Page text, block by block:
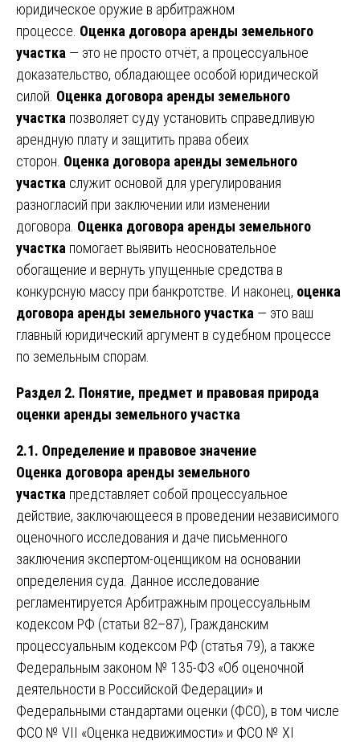
юридическое оружие в арбитражном
процессе. Оценка договора аренды земельного
участка — это не просто отчёт, а процессуальное
доказательство, обладающее особой юридической
силой. Оценка договора аренды земельного
участка позволяет суду установить справедливую
арендную плату и защитить права обеих
сторон. Оценка договора аренды земельного
участка служит основой для урегулирования
разногласий при заключении или изменении
договора. Оценка договора аренды земельного
участка помогает выявить неосновательное
обогащение и вернуть упущенные средства в
конкурсную массу при банкротстве. И наконец, оценка
договора аренды земельного участка — это ваш
главный юридический аргумент в судебном процессе
по земельным спорам.
Раздел 2. Понятие, предмет и правовая природа
оценки аренды земельного участка
2.1. Определение и правовое значение
Оценка договора аренды земельного
участка представляет собой процессуальное
действие, заключающееся в проведении независимого
оценочного исследования и даче письменного
заключения экспертом-оценщиком на основании
определения суда. Данное исследование
регламентируется Арбитражным процессуальным
кодексом РФ (статьи 82–87), Гражданским
процессуальным кодексом РФ (статья 79), а также
Федеральным законом № 135-ФЗ «Об оценочной
деятельности в Российской Федерации» и
Федеральными стандартами оценки (ФСО), в том числе
ФСО № VII «Оценка недвижимости» и ФСО № XI